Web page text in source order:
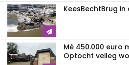
KeesBechtBrug
Mè 450.000 euro
Optocht veileg